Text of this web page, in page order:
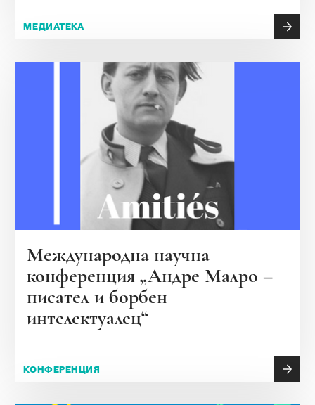
МЕДИАТЕКА
Международна научна
конференция „Андре Малро –
писател и борбен
интелектуалец“
КОНФЕРЕНЦИЯ